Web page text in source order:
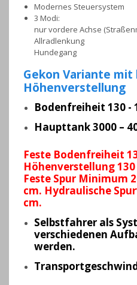
Modernes Steuersystem
3 Modi:
nur vordere Achse
Allradlenkung
Hundegang
Gekon Variante
Höhenverstellung
Bodenfreiheit 130 -
Haupttank 3000 –
Feste Bodenfreiheit
Höhenverstellung 130
Feste Spur Minimum
cm. Hydraulische
cm.
Selbstfahrer als
verschiedenen
werden.